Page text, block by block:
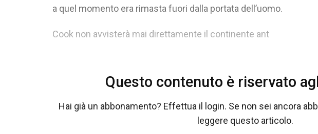
a quel momento era rimasta fuori dalla portata dell’uomo.
Cook non avvisterà mai direttamente il continente ant
Questo contenuto è riservato
Hai già un abbonamento? Effettua il login. Se non sei ancora
leggere questo articolo.